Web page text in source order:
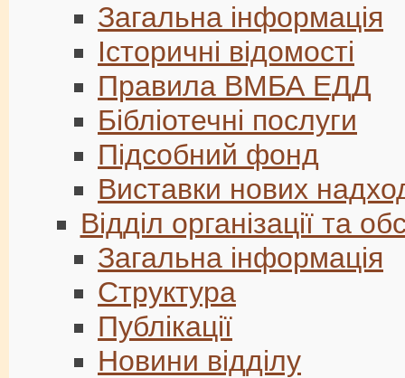
Загальна інформація
Історичні відомості
Правила ВМБА ЕДД
Бібліотечні послуги
Підсобний фонд
Виставки нових
Відділ організації та
Загальна інформація
Структура
Публікації
Новини відділу